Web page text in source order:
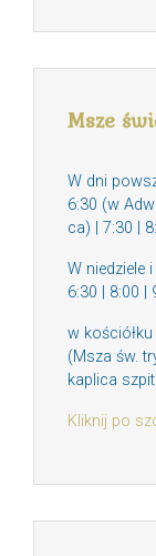
Msze
W dni
6:30 (w
ca) | 7:30 |
W niedziele
6:30 | 8:00 |
w
(Msza św.
kaplica
Kliknij po